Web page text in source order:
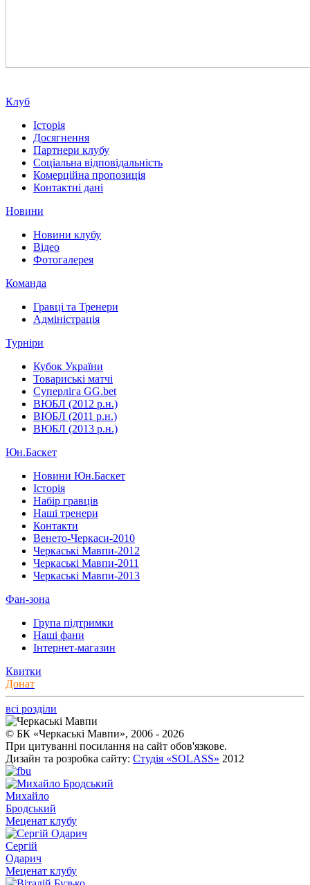
Клуб
Історія
Досягнення
Партнери клубу
Соціальна відповідальність
Комерційна пропозиція
Контактні дані
Новини
Новини клубу
Відео
Фотогалерея
Команда
Гравці та Тренери
Адміністрація
Турніри
Кубок України
Товариські матчі
Суперліга GG.bet
ВЮБЛ (2012 р.н.)
ВЮБЛ (2011 р.н.)
ВЮБЛ (2013 р.н.)
Юн.Баскет
Новини Юн.Баскет
Історія
Набір гравців
Наші тренери
Контакти
Венето-Черкаси-2010
Черкаські Мавпи-2012
Черкаські Мавпи-2011
Черкаські Мавпи-2013
Фан-зона
Група підтримки
Наші фани
Інтернет-магазин
Квитки
Донат
всі розділи
© БК «Черкаські Мавпи», 2006 - 2026
При цитуванні посилання на сайт обов'язкове.
Дизайн та розробка сайту: Студія «SOLASS» 2012
Михайло
Бродський
Меценат клубу
Сергій
Одарич
Меценат клубу